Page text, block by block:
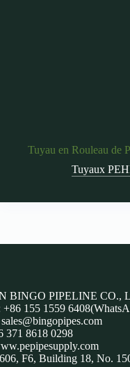
Tuyau en Rouleau de
Tuyaux
BINGO PIPELINE CO.,
155 1559
sales@bingopipes.com
371 8618 0298
F6, Building 18, No.